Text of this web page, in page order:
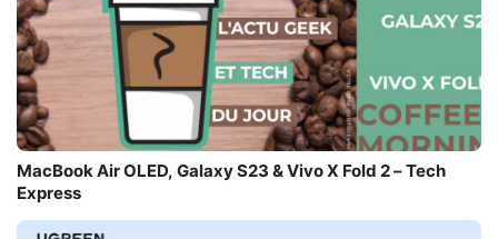
MacBook Air OLED, Galaxy S23 & Vivo X Fold 2 – Tech
Express